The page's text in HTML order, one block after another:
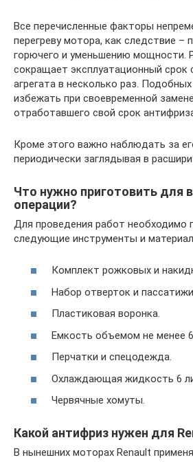
Все перечисленные факторы
перегреву мотора, как следствие –
горючего и уменьшению мощности.
сокращает эксплуатационный срок
агрегата в несколько раз.
избежать при своевременной
отработавшего свой срок
Кроме этого важно наблюдать за
периодически заглядывая в
Что нужно приготовить для
операции?
Для проведения работ необходимо
следующие инструменты и
Комплект рожковых и
Набор отверток и
Пластиковая воронка.
Емкость объемом не менее
Перчатки и спецодежда.
Охлаждающая жидкость 6
Червячные хомуты.
Какой антифриз нужен для
В нынешних моторах Renault